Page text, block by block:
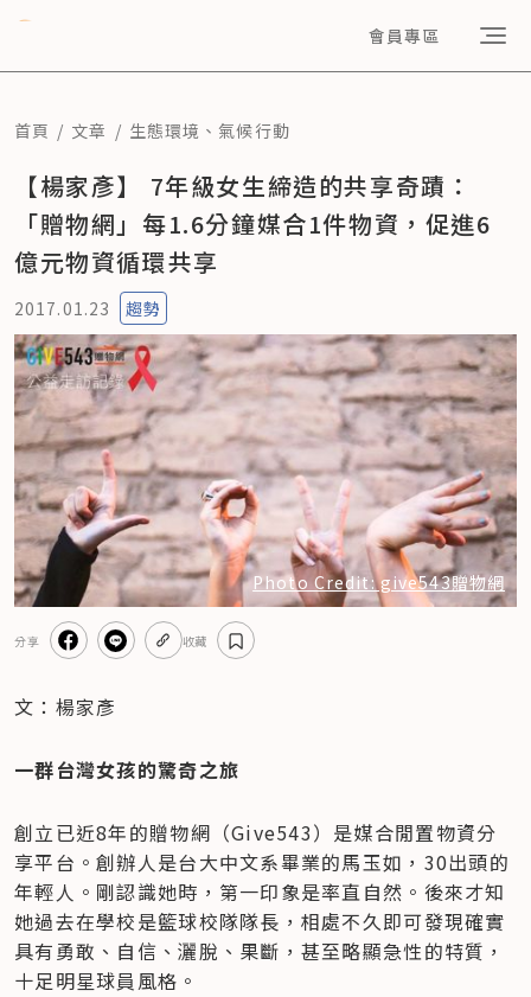
會員專區
首頁 文章 生態環境 、 氣候行動
【楊家彥】 7年級女生締造的共享奇蹟：
「贈物網」每1.6分鐘媒合1件物資，促進6
億元物資循環共享
2017.01.23 趨勢
Photo Credit: give543贈物網
分享 收藏
文：楊家彥
一群台灣女孩的驚奇之旅
創立已近8年的贈物網（Give543）是媒合閒置物資分
享平台。創辦人是台大中文系畢業的馬玉如，30出頭的
年輕人。剛認識她時，第一印象是率直自然。後來才知
她過去在學校是籃球校隊隊長，相處不久即可發現確實
具有勇敢、自信、灑脫、果斷，甚至略顯急性的特質，
十足明星球員風格。